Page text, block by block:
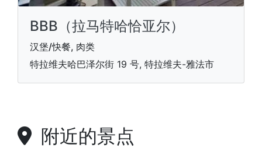
BBB（拉马特哈恰亚尔）
汉堡/快餐, 肉类
特拉维夫哈巴泽尔街 19 号, 特拉维夫-雅法市
附近的景点